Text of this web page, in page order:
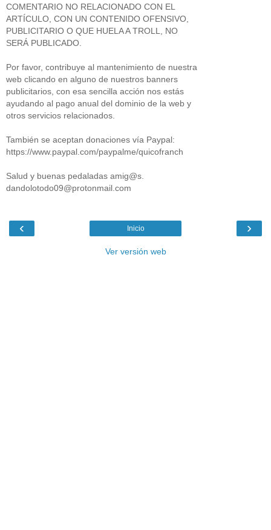
COMENTARIO NO RELACIONADO CON EL
ARTÍCULO, CON UN CONTENIDO OFENSIVO,
PUBLICITARIO O QUE HUELA A TROLL, NO
SERÁ PUBLICADO.
Por favor, contribuye al mantenimiento de nuestra
web clicando en alguno de nuestros banners
publicitarios, con esa sencilla acción nos estás
ayudando al pago anual del dominio de la web y
otros servicios relacionados.
También se aceptan donaciones vía Paypal:
https://www.paypal.com/paypalme/quicofranch
Salud y buenas pedaladas amig@s.
dandolotodo09@protonmail.com
‹ ›
Inicio
Ver versión web